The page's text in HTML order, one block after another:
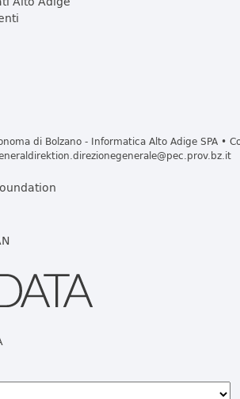
di Bolzano - Informatica Alto Adige SPA •